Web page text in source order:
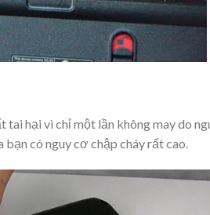
tai hại vì chỉ một lần không may do
có nguy cơ chập cháy rất cao.